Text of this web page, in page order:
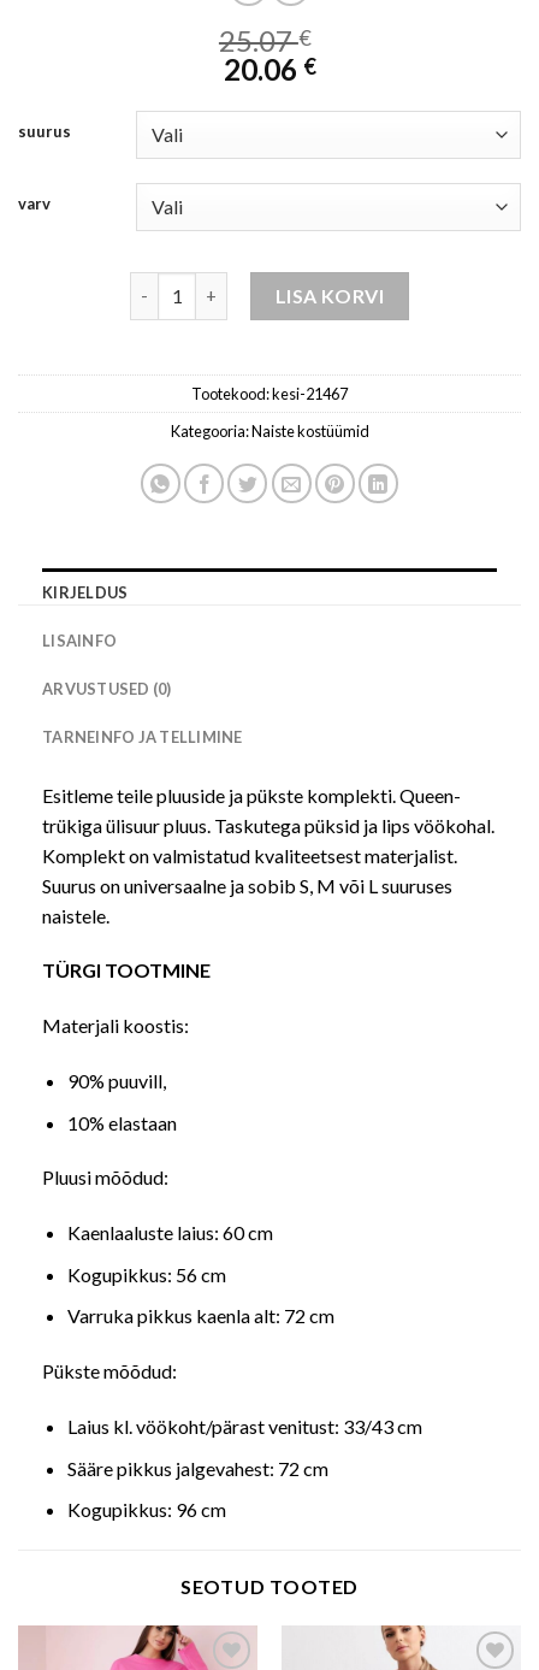
25.07€
20.06 €
suurus
varv
LISA KORVI
Tootekood:kesi-21467
Kategooria:Naiste kostüümid
KIRJELDUS
LISAINFO
ARVUSTUSED (0)
TARNEINFO JA TELLIMINE
Esitleme teile pluuside ja pükste komplekti. Queen-
trükiga ülisuur pluus. Taskutega püksid ja lips vöökohal.
Komplekt on valmistatud kvaliteetsest materjalist.
Suurus on universaalne ja sobib S, M või L suuruses
naistele.
TÜRGI TOOTMINE
Materjali koostis:
90% puuvill,
10% elastaan
Pluusi mõõdud:
Kaenlaaluste laius: 60 cm
Kogupikkus: 56 cm
Varruka pikkus kaenla alt: 72 cm
Pükste mõõdud:
Laius kl. vöökoht/pärast venitust: 33/43 cm
Sääre pikkus jalgevahest: 72 cm
Kogupikkus: 96 cm
SEOTUD TOOTED